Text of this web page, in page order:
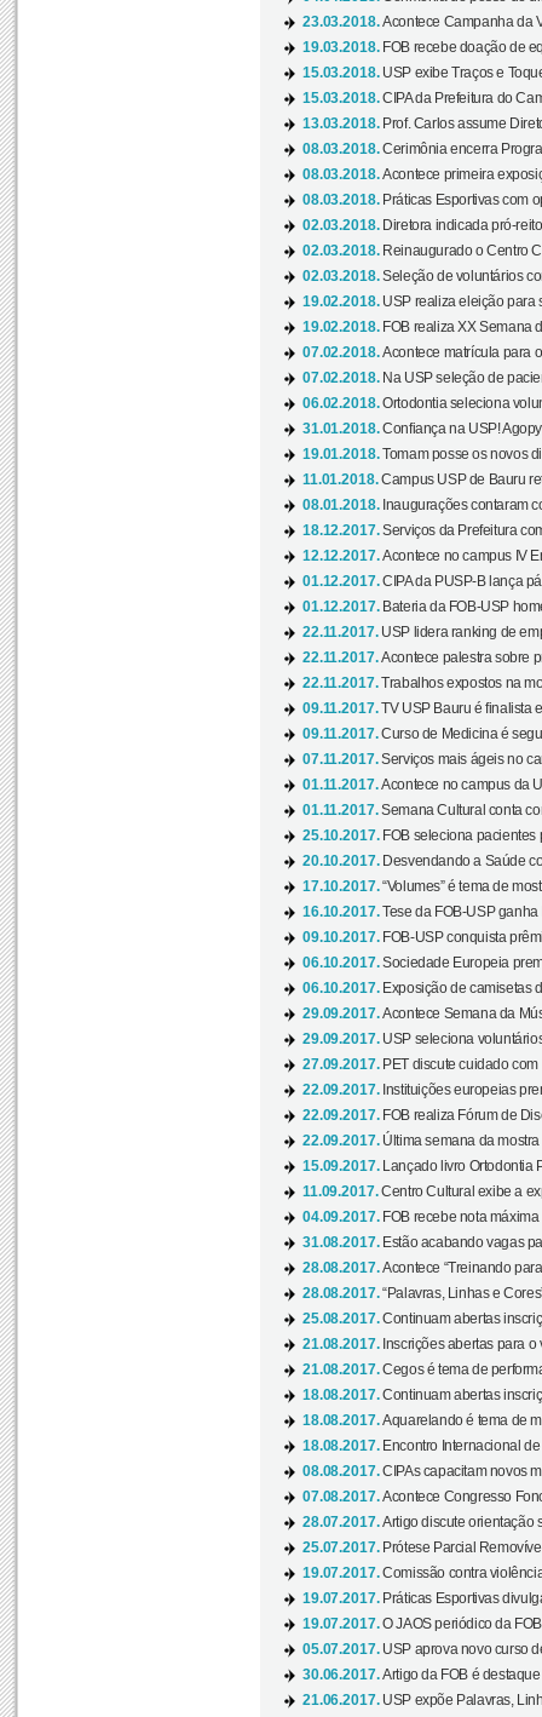
23.03.2018.Acontece Campanha da
19.03.2018. FOB recebe doação de
15.03.2018. USP exibe Traços e
15.03.2018.CIPA da Prefeitura do
13.03.2018. Prof. Carlos assume
08.03.2018.Cerimônia encerra
08.03.2018.Acontece primeira
08.03.2018. Práticas Esportivas com
02.03.2018. Diretora indicada pró-
02.03.2018. Reinaugurado o Centro
02.03.2018.Seleção de voluntários
19.02.2018. USP realiza eleição para
19.02.2018. FOB realiza XX Semana
07.02.2018.Acontece matrícula para
07.02.2018. Na USP seleção de
06.02.2018.Ortodontia seleciona
31.01.2018.Confiança na USP!
19.01.2018.Tomam posse os novos
11.01.2018.Campus USP de Bauru
08.01.2018. Inaugurações contaram
18.12.2017.Serviços da Prefeitura
12.12.2017.Acontece no campus IV
01.12.2017.CIPA da PUSP-B lança
01.12.2017. Bateria da FOB-USP
22.11.2017. USP lidera ranking de
22.11.2017.Acontece palestra sobre
22.11.2017.Trabalhos expostos na
09.11.2017.TV USP Bauru é finalista
09.11.2017.Curso de Medicina é
07.11.2017.Serviços mais ágeis no
01.11.2017.Acontece no campus da
01.11.2017.Semana Cultural conta
25.10.2017. FOB seleciona pacientes
20.10.2017. Desvendando a Saúde
17.10.2017.“Volumes” é tema de
16.10.2017.Tese da FOB-USP
09.10.2017. FOB-USP conquista
06.10.2017.Sociedade Europeia
06.10.2017. Exposição de camisetas
29.09.2017.Acontece Semana da
29.09.2017. USP seleciona
27.09.2017. PET discute cuidado
22.09.2017. Instituições europeias
22.09.2017. FOB realiza Fórum de
22.09.2017. Última semana da mostra
15.09.2017.
Lançado livro Ortodontia
11.09.2017.Centro Cultural exibe a
04.09.2017. FOB recebe nota
31.08.2017. Estão acabando vagas
28.08.2017.Acontece “Treinando
28.08.2017.“Palavras, Linhas e
25.08.2017.Continuam abertas
21.08.2017. Inscrições abertas para
21.08.2017.Cegos é tema de
18.08.2017.Continuam abertas
18.08.2017.Aquarelando é tema de
18.08.2017. Encontro Internacional
08.08.2017.CIPAs capacitam novos
07.08.2017.Acontece Congresso
28.07.2017.Artigo discute orientação
25.07.2017. Prótese Parcial
19.07.2017.Comissão contra
19.07.2017. Práticas Esportivas
19.07.2017.O JAOS periódico da
05.07.2017. USP aprova novo curso
30.06.2017.Artigo da FOB é
21.06.2017. USP expõe Palavras,